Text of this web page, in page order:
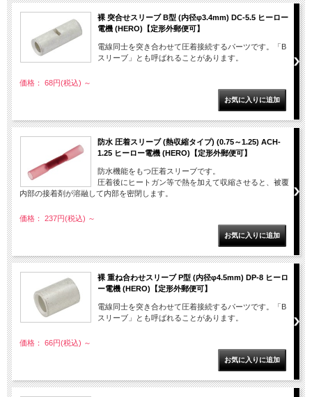
裸 突合せスリーブ B型 (内径φ3.4mm) DC-5.5 ヒーロー
電機 (HERO)【定形外郵便可】
電線同士を突き合わせて圧着接続するパーツです。「B
スリーブ」とも呼ばれることがあります。
価格： 68円(税込) ～
防水 圧着スリーブ (熱収縮タイプ) (0.75～1.25) ACH-
1.25 ヒーロー電機 (HERO)【定形外郵便可】
防水機能をもつ圧着スリーブです。
圧着後にヒートガン等で熱を加えて収縮させると、被覆
内部の接着剤が溶融して内部を密閉します。
価格： 237円(税込) ～
裸 重ね合わせスリーブ P型 (内径φ4.5mm) DP-8 ヒーロ
ー電機 (HERO)【定形外郵便可】
電線同士を突き合わせて圧着接続するパーツです。「B
スリーブ」とも呼ばれることがあります。
価格： 66円(税込) ～